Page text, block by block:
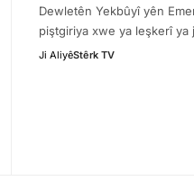
Dewletên Yekbûyî yên
piştgiriya xwe ya leşkerî ya
Ji AliyêStêrk TV